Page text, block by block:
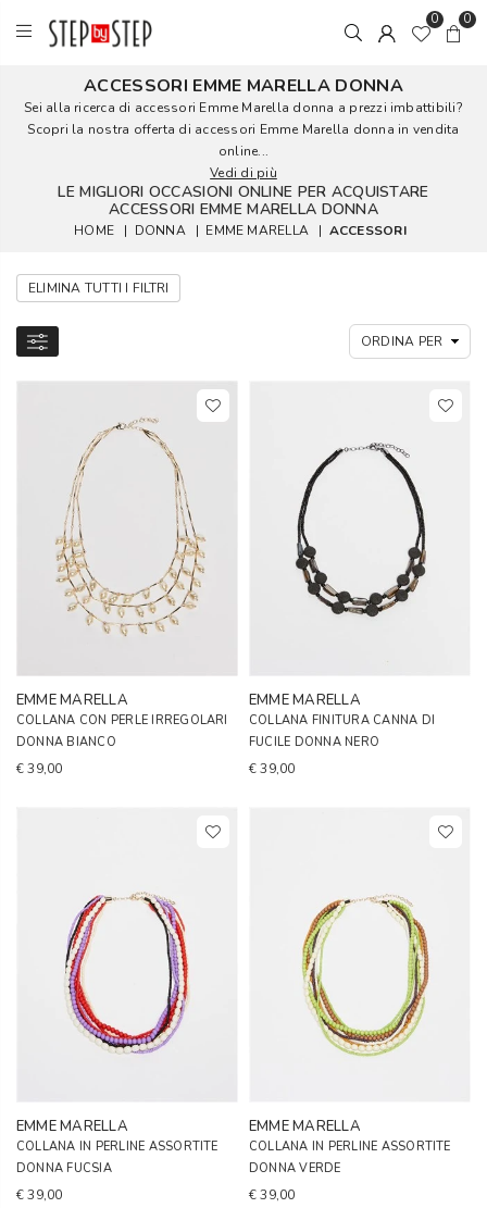
0 0
ACCESSORI EMME MARELLA DONNA
Sei alla ricerca di accessori Emme Marella donna a prezzi imbattibili?
Scopri la nostra offerta di accessori Emme Marella donna in vendita
online...
Vedi di più
LE MIGLIORI OCCASIONI ONLINE PER ACQUISTARE
ACCESSORI EMME MARELLA DONNA
HOME | DONNA | EMME MARELLA | ACCESSORI
ELIMINA TUTTI I FILTRI
EMME MARELLA
COLLANA CON PERLE IRREGOLARI
DONNA BIANCO
€ 39,00
EMME MARELLA
COLLANA FINITURA CANNA DI
FUCILE DONNA NERO
€ 39,00
EMME MARELLA
COLLANA IN PERLINE ASSORTITE
DONNA FUCSIA
€ 39,00
EMME MARELLA
COLLANA IN PERLINE ASSORTITE
DONNA VERDE
€ 39,00